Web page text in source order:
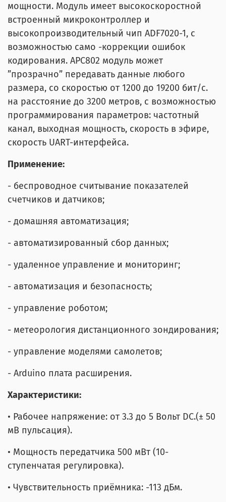
мощности. Модуль имеет высокоскоростной
встроенный микроконтроллер и
высокопроизводительный чип ADF7020-1, с
возможностью само -коррекции ошибок
кодирования. APC802 модуль может
”прозрачно” передавать данные любого
размера, со скоростью от 1200 до 19200 бит/с.
на расстояние до 3200 метров, с возможностью
программирования параметров: частотный
канал, выходная мощность, скорость в эфире,
скорость UART-интерфейса.
Применение:
- беспроводное считывание показателей
счетчиков и датчиков;
- домашняя автоматизация;
- автоматизированный сбор данных;
- удаленное управление и мониторинг;
- автоматизация и безопасность;
- управление роботом;
- метеорология дистанционного зондирования;
- управление моделями самолетов;
- Arduino плата расширения.
Характеристики:
• Рабочее напряжение: от 3.3 до 5 Вольт DC.(± 50
мВ пульсация).
• Мощность передатчика 500 мВт (10-
ступенчатая регулировка).
• Чувствительность приёмника: -113 дБм.